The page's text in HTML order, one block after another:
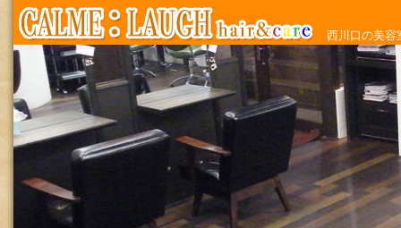
西川口の美容